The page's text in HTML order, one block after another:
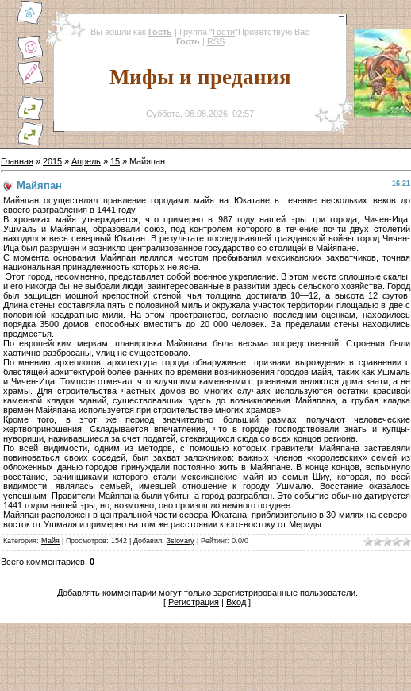
Вы вошли как Гость | Группа "Гости"Приветствую Вас
Гость | RSS
Мифы и предания
Суббота, 08.08.2026, 02:57
Главная » 2015 » Апрель » 15 » Майяпан
16:21
Майяпан
Майяпан осуществлял правление городами майя на Юкатане в течение нескольких веков до
своего разграбления в 1441 году.
В хрониках майя утверждается, что примерно в 987 году нашей эры три города, Чичен-Ица,
Ушмаль и Майяпан, образовали союз, под контролем которого в течение почти двух столетий
находился весь северный Юкатан. В результате последовавшей гражданской войны город Чичен-
Ица был разрушен и возникло централизованное государство со столицей в Майяпане.
С момента основания Майяпан являлся местом пребывания мексиканских захватчиков, точная
национальная принадлежность которых не ясна.
Этот город, несомненно, представляет собой военное укрепление. В этом месте сплошные скалы,
и его никогда бы не выбрали люди, заинтересованные в развитии здесь сельского хозяйства. Город
был защищен мощной крепостной стеной, чья толщина достигала 10—12, а высота 12 футов.
Длина стены составляла пять с половиной миль и окружала участок территории площадью в две с
половиной квадратные мили. На этом пространстве, согласно последним оценкам, находилось
порядка 3500 домов, способных вместить до 20 000 человек. За пределами стены находились
предместья.
По европейским меркам, планировка Майяпана была весьма посредственной. Строения были
хаотично разбросаны, улиц не существовало.
По мнению археологов, архитектура города обнаруживает признаки вырождения в сравнении с
блестящей архитектурой более ранних по времени возникновения городов майя, таких как Ушмаль
и Чичен-Ица. Томпсон отмечал, что «лучшими каменными строениями являются дома знати, а не
храмы. Для строительства частных домов во многих случаях используются остатки красивой
каменной кладки зданий, существовавших здесь до возникновения Майяпана, а грубая кладка
времен Майяпана используется при строительстве многих храмов».
Кроме того, в этот же период значительно больший размах получают человеческие
жертвоприношения. Складывается впечатление, что в городе господствовали знать и купцы-
нувориши, наживавшиеся за счет податей, стекающихся сюда со всех концов региона.
По всей видимости, одним из методов, с помощью которых правители Майяпана заставляли
повиноваться своих соседей, был захват заложников: важных членов «королевских» семей из
обложенных данью городов принуждали постоянно жить в Майяпане. В конце концов, вспыхнуло
восстание, зачинщиками которого стали мексиканские майя из семьи Шиу, которая, по всей
видимости, являлась семьей, имевшей отношение к городу Ушмалю. Восстание оказалось
успешным. Правители Майяпана были убиты, а город разграблен. Это событие обычно датируется
1441 годом нашей эры, но, возможно, оно произошло немного позднее.
Майяпан расположен в центральной части севера Юкатана, приблизительно в 30 милях на северо-
восток от Ушмаля и примерно на том же расстоянии к юго-востоку от Мериды.
Категория: Майя Просмотров: 1542 Добавил: 3slovary Рейтинг: 0.0/0
Всего комментариев: 0
Добавлять комментарии могут только зарегистрированные пользователи.
[ Регистрация | Вход ]